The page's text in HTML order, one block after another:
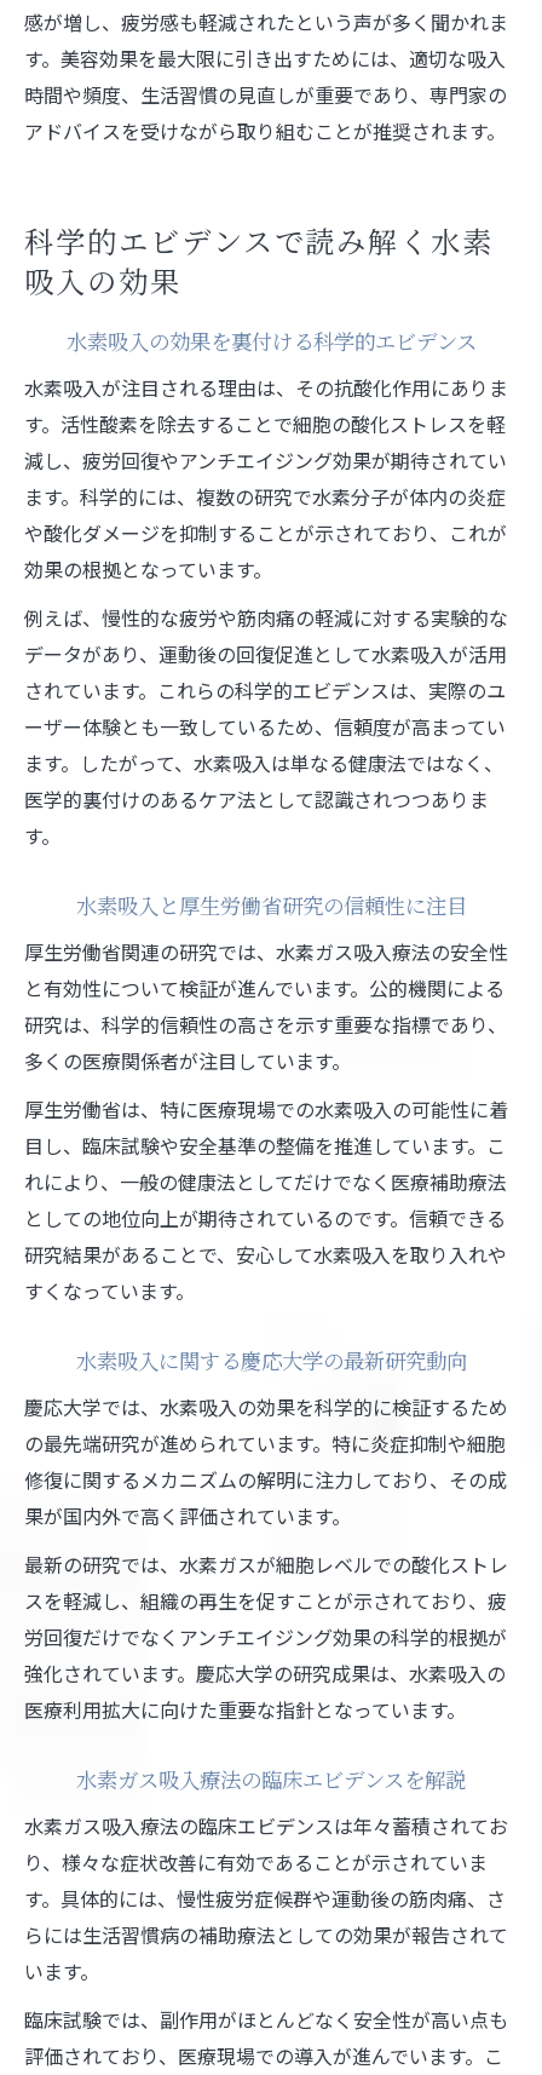
感が増し、疲労感も軽減されたという声が多く聞かれま
す。美容効果を最大限に引き出すためには、適切な吸入
時間や頻度、生活習慣の見直しが重要であり、専門家の
アドバイスを受けながら取り組むことが推奨されます。
科学的エビデンスで読み解く水素
吸入の効果
水素吸入の効果を裏付ける科学的エビデンス
水素吸入が注目される理由は、その抗酸化作用にありま
す。活性酸素を除去することで細胞の酸化ストレスを軽
減し、疲労回復やアンチエイジング効果が期待されてい
ます。科学的には、複数の研究で水素分子が体内の炎症
や酸化ダメージを抑制することが示されており、これが
効果の根拠となっています。
例えば、慢性的な疲労や筋肉痛の軽減に対する実験的な
データがあり、運動後の回復促進として水素吸入が活用
されています。これらの科学的エビデンスは、実際のユ
ーザー体験とも一致しているため、信頼度が高まってい
ます。したがって、水素吸入は単なる健康法ではなく、
医学的裏付けのあるケア法として認識されつつありま
す。
水素吸入と厚生労働省研究の信頼性に注目
厚生労働省関連の研究では、水素ガス吸入療法の安全性
と有効性について検証が進んでいます。公的機関による
研究は、科学的信頼性の高さを示す重要な指標であり、
多くの医療関係者が注目しています。
厚生労働省は、特に医療現場での水素吸入の可能性に着
目し、臨床試験や安全基準の整備を推進しています。こ
れにより、一般の健康法としてだけでなく医療補助療法
としての地位向上が期待されているのです。信頼できる
研究結果があることで、安心して水素吸入を取り入れや
すくなっています。
水素吸入に関する慶応大学の最新研究動向
慶応大学では、水素吸入の効果を科学的に検証するため
の最先端研究が進められています。特に炎症抑制や細胞
修復に関するメカニズムの解明に注力しており、その成
果が国内外で高く評価されています。
最新の研究では、水素ガスが細胞レベルでの酸化ストレ
スを軽減し、組織の再生を促すことが示されており、疲
労回復だけでなくアンチエイジング効果の科学的根拠が
強化されています。慶応大学の研究成果は、水素吸入の
医療利用拡大に向けた重要な指針となっています。
水素ガス吸入療法の臨床エビデンスを解説
水素ガス吸入療法の臨床エビデンスは年々蓄積されてお
り、様々な症状改善に有効であることが示されていま
す。具体的には、慢性疲労症候群や運動後の筋肉痛、さ
らには生活習慣病の補助療法としての効果が報告されて
います。
臨床試験では、副作用がほとんどなく安全性が高い点も
評価されており、医療現場での導入が進んでいます。こ